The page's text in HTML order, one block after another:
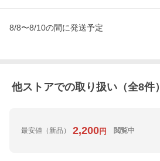
8/8〜8/10の間に発送予定
他ストアでの取り扱い（全8件）
最安値 （新品） 2,200円 閲覧中